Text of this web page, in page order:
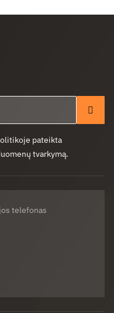
pateikta
tvarkymą.
telefonas